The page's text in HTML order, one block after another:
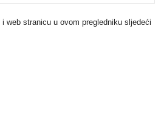
web stranicu u ovom pregledniku sljedeći